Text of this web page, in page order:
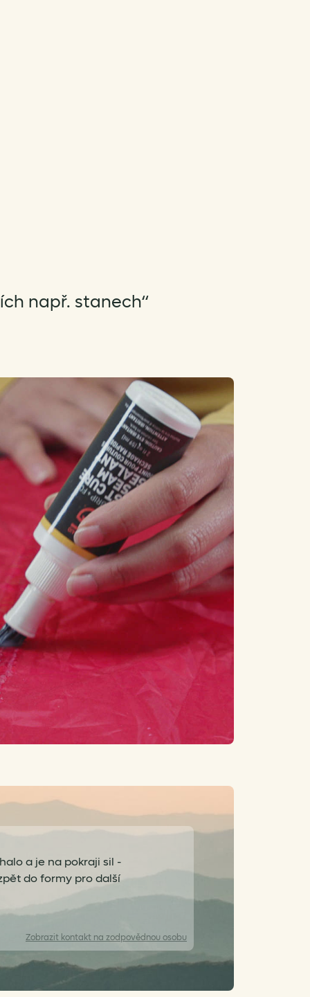
např. stanech“
a je na pokraji sil -
do formy pro další
Zobrazit kontakt na zodpovědnou osobu